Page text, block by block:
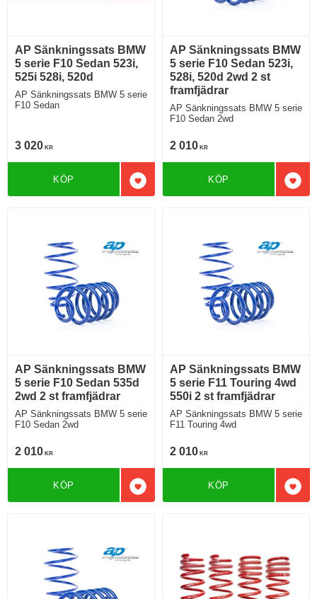
AP Sänkningssats BMW
5 serie F10 Sedan 523i,
525i 528i, 520d
AP Sänkningssats BMW 5 serie
F10 Sedan
3 020 KR
Lägg till i favoriter
KÖP
AP Sänkningssats BMW
5 serie F10 Sedan 523i,
528i, 520d 2wd 2 st
framfjädrar
AP Sänkningssats BMW 5 serie
F10 Sedan 2wd
2 010 KR
KÖP
AP Sänkningssats BMW
5 serie F10 Sedan 535d
2wd 2 st framfjädrar
AP Sänkningssats BMW 5 serie
F10 Sedan 2wd
2 010 KR
Lägg till i favoriter
KÖP
AP Sänkningssats BMW
5 serie F11 Touring 4wd
550i 2 st framfjädrar
AP Sänkningssats BMW 5 serie
F11 Touring 4wd
2 010 KR
KÖP